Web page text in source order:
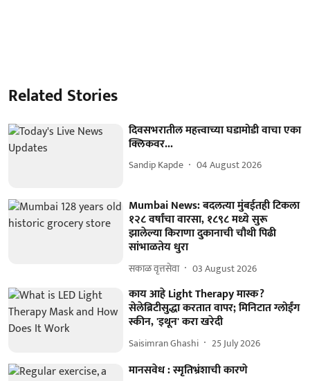
Related Stories
दिवसभरातील महत्त्वाच्या घडामोडी वाचा एका
क्लिकवर...
Sandip Kapde 04 August 2026
Mumbai News: बदलत्या मुंबईतही टिकला
१२८ वर्षांचा वारसा, १८९८ मध्ये सुरू
झालेल्या किराणा दुकानाची चौथी पिढी
सांभाळतेय धुरा
सकाळ वृत्तसेवा 03 August 2026
काय आहे Light Therapy मास्क?
सेलेब्रिटीसुद्धा करतात वापर; मिनिटात ग्लोईंग
स्कीन, 'इथून' करा खरेदी
Saisimran Ghashi 25 July 2026
मानसवेध : स्मृतिभ्रंशाची कारणे